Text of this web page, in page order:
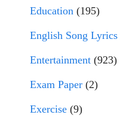
Education (195)
English Song Lyrics
Entertainment (923)
Exam Paper (2)
Exercise (9)